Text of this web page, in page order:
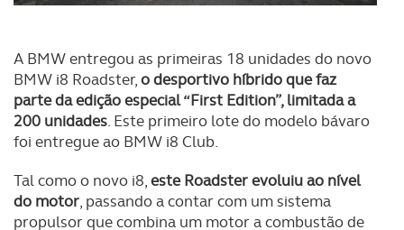
A BMW entregou as primeiras 18 unidades do novo
BMW i8 Roadster,o desportivo híbrido que faz
parte da edição especial “First Edition”, limitada a
200 unidades. Este primeiro lote do modelo bávaro
foi entregue ao BMW i8 Club.
Tal como o novo i8,este Roadster evoluiu ao nível
do motor, passando a contar com um sistema
propulsor que combina um motor a combustão de